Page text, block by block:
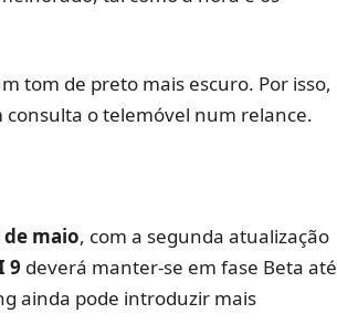
tom de preto mais escuro. Por isso,
o telemóvel num relance.
de maio, com a segunda atualização
9 deverá manter-se em fase Beta até
ainda pode introduzir mais